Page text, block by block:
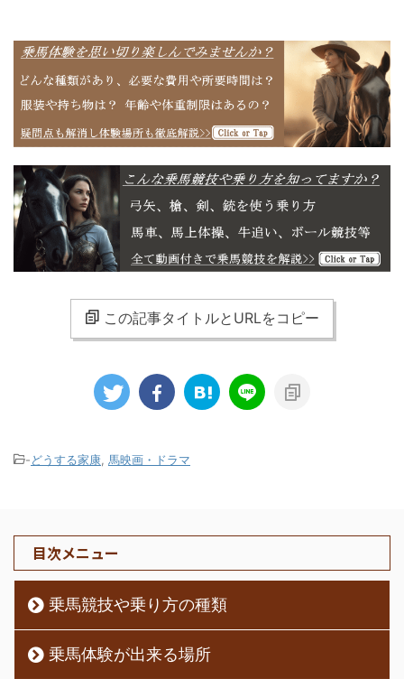
この記事タイトルとURLをコピー
-どうする家康 馬映画・ドラマ
目次メニュー
乗馬競技や乗り方の種類
乗馬体験が出来る場所